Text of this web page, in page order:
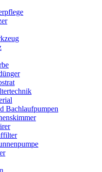
Bachlaufpumpen